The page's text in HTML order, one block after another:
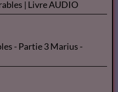
| Livre AUDIO
- Partie 3 Marius -